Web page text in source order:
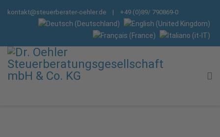
kontakt@steuerberater-oehler.de | +49 (0)89/ 790869-0